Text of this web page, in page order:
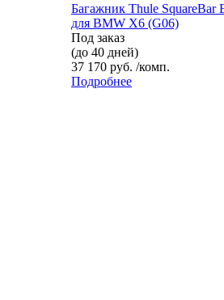
Багажник Thule SquareBar
для BMW X6 (G06)
Под заказ
(до 40 дней)
37 170 руб. /комп.
Подробнее